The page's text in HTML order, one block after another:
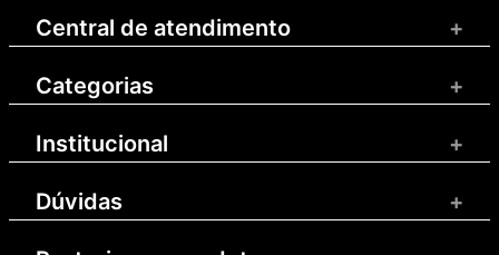
Central de atendimento +
Categorias +
Institucional +
Dúvidas +